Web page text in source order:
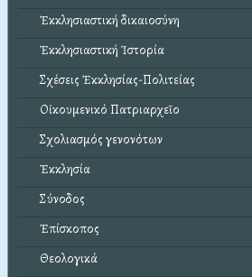
Ἐκκλησιαστική δικαιοσύνη
Ἐκκλησιαστική Ἱστορία
Σχέσεις Ἐκκλησίας-Πολιτείας
Οἰκουμενικό Πατριαρχεῖο
Σχολιασμός γενονότων
Ἐκκλησία
Σύνοδος
Ἐπίσκοπος
Θεολογικά